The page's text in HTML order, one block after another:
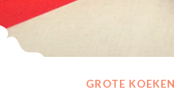
GROTE KOEKEN